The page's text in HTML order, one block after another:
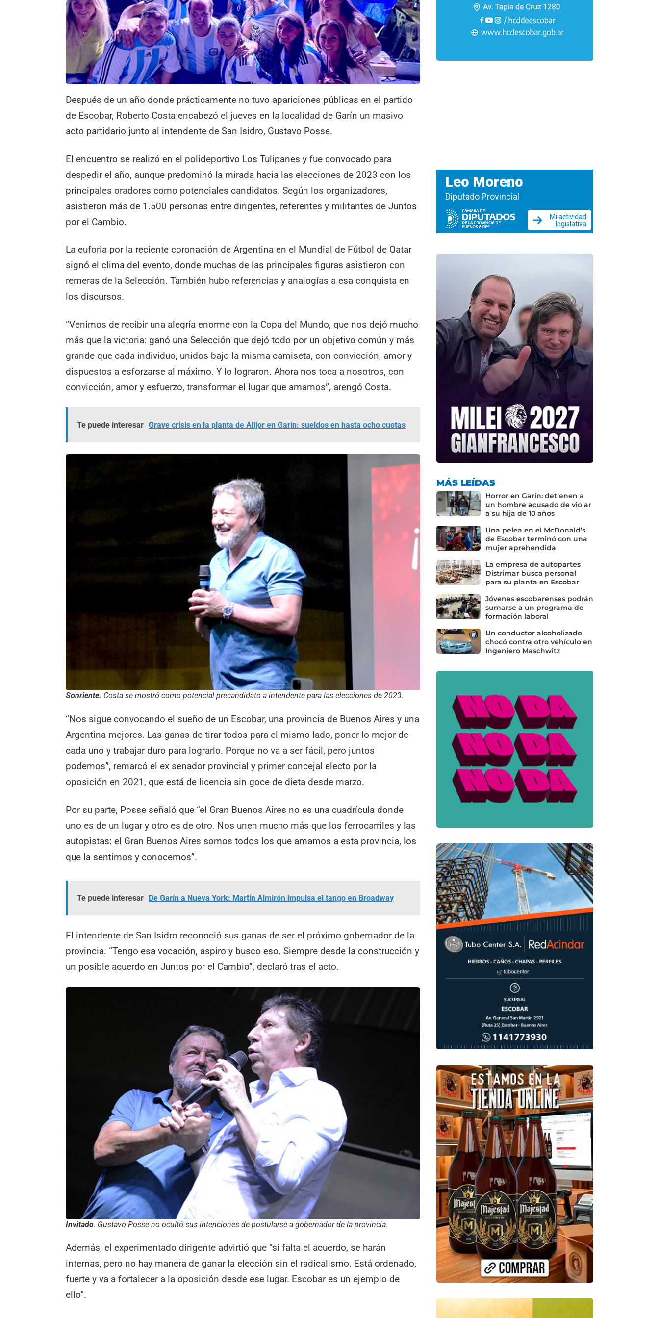
Después de un año donde prácticamente no tuvo apariciones públicas en el partido
de Escobar, Roberto Costa encabezó el jueves en la localidad de Garín un masivo
acto partidario junto al intendente de San Isidro, Gustavo Posse.
El encuentro se realizó en el polideportivo Los Tulipanes y fue convocado para
despedir el año, aunque predominó la mirada hacia las elecciones de 2023 con los
principales oradores como potenciales candidatos. Según los organizadores,
asistieron más de 1.500 personas entre dirigentes, referentes y militantes de Juntos
por el Cambio.
La euforia por la reciente coronación de Argentina en el Mundial de Fútbol de Qatar
signó el clima del evento, donde muchas de las principales figuras asistieron con
remeras de la Selección. También hubo referencias y analogías a esa conquista en
los discursos.
“Venimos de recibir una alegría enorme con la Copa del Mundo, que nos dejó mucho
más que la victoria: ganó una Selección que dejó todo por un objetivo común y más
grande que cada individuo, unidos bajo la misma camiseta, con convicción, amor y
dispuestos a esforzarse al máximo. Y lo lograron. Ahora nos toca a nosotros, con
convicción, amor y esfuerzo, transformar el lugar que amamos”, arengó Costa.
Te puede interesar Grave crisis en la planta de Alijor en Garín: sueldos en hasta ocho cuotas
Sonriente. Costa se mostró como potencial precandidato a intendente para las elecciones de 2023.
“Nos sigue convocando el sueño de un Escobar, una provincia de Buenos Aires y una
Argentina mejores. Las ganas de tirar todos para el mismo lado, poner lo mejor de
cada uno y trabajar duro para lograrlo. Porque no va a ser fácil, pero juntos
podemos”, remarcó el ex senador provincial y primer concejal electo por la
oposición en 2021, que está de licencia sin goce de dieta desde marzo.
Por su parte, Posse señaló que “el Gran Buenos Aires no es una cuadrícula donde
uno es de un lugar y otro es de otro. Nos unen mucho más que los ferrocarriles y las
autopistas: el Gran Buenos Aires somos todos los que amamos a esta provincia, los
que la sentimos y conocemos”.
Te puede interesar De Garín a Nueva York: Martín Almirón impulsa el tango en Broadway
El intendente de San Isidro reconoció sus ganas de ser el próximo gobernador de la
provincia. “Tengo esa vocación, aspiro y busco eso. Siempre desde la construcción y
un posible acuerdo en Juntos por el Cambio”, declaró tras el acto.
Invitado. Gustavo Posse no ocultó sus intenciones de postularse a gobernador de la provincia.
Además, el experimentado dirigente advirtió que “si falta el acuerdo, se harán
internas, pero no hay manera de ganar la elección sin el radicalismo. Está ordenado,
fuerte y va a fortalecer a la oposición desde ese lugar. Escobar es un ejemplo de
ello”.
MÁS LEÍDAS
Horror en Garín: detienen a
un hombre acusado de violar
a su hija de 10 años
Una pelea en el McDonald’s
de Escobar terminó con una
mujer aprehendida
La empresa de autopartes
Distrimar busca personal
para su planta en Escobar
Jóvenes escobarenses podrán
sumarse a un programa de
formación laboral
Un conductor alcoholizado
chocó contra otro vehículo en
Ingeniero Maschwitz